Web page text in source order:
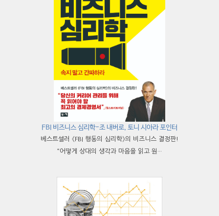
FBI 비즈니스 심리학-조 내버로, 토니 시아라 포인터
베스트셀러 《FBI 행동의 심리학》의 비즈니스 결정판!
“어떻게 상대의 생각과 마음을 읽고 원···